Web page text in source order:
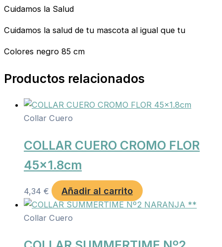
Cuidamos la Salud
Cuidamos la salud de tu mascota al igual que tu
Colores negro 85 cm
Productos relacionados
Collar Cuero
COLLAR CUERO CROMO FLOR
45×1.8cm
4,34 € Añadir al carrito
Collar Cuero